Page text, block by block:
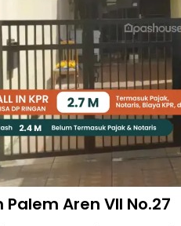
Palem Aren VII No.27